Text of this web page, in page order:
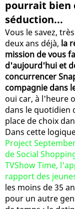
pourrait bien
séduction...
Vous le savez,
deux ans déjà, la
mission de vous
d'aujourd'hui et
concurrencer
compagnie dans
oui car, à l'heure
dans le quotidien
place de choix
Dans cette
Project
de Social
TVShow Time,
rapport des
les moins de 35
pour un autre